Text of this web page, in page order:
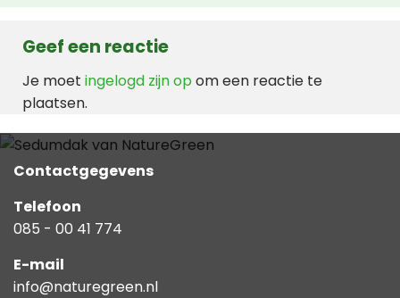
Geef een reactie
Je moet ingelogd zijn op om een reactie te
plaatsen.
Contactgegevens
Telefoon
085 - 00 41 774
E-mail
info@naturegreen.nl